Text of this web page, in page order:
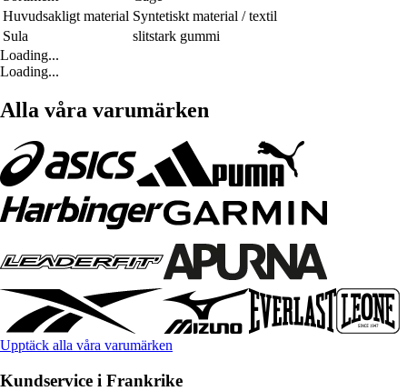
Huvudsakligt material Syntetiskt material / textil
Sula
slitstark gummi
Loading...
Loading...
Alla våra varumärken
Upptäck alla våra varumärken
Kundservice i Frankrike